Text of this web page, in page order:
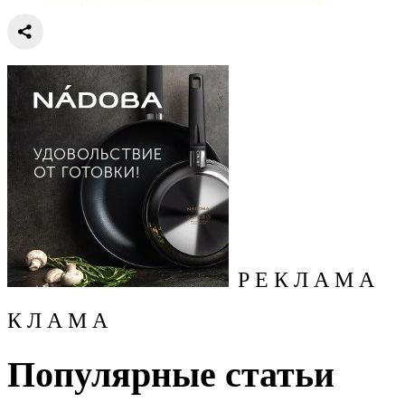
Р Е К Л А М А
К Л А М А
Популярные статьи